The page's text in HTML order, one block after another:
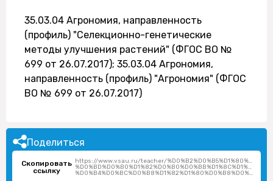
35.03.04 Агрономия, направленность
(профиль) "Селекционно-генетические
методы улучшения растений" (ФГОС ВО №
699 от 26.07.2017); 35.03.04 Агрономия,
направленность (профиль) "Агрономия" (ФГОС
ВО № 699 от 26.07.2017)
Поделиться
Скопировать
ссылку
https://www.vsau.ru/teacher/
%D0%BD%D0%B0%D1%82%D0%B0%D0%BB%D1%8C%D1%8F-
%D0%B4%D0%BC%D0%B8%D1%82%D1%80%D0%B8%D0%B5%D0%B2%D0%BD%D0%B0/